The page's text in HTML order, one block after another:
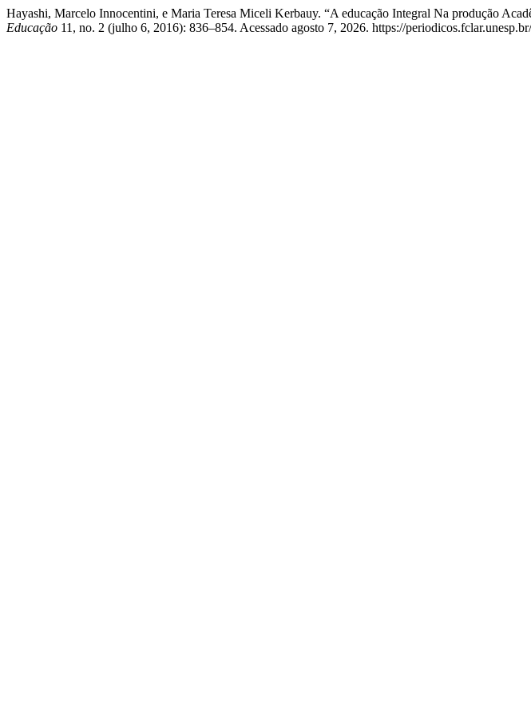
Hayashi, Marcelo Innocentini, e Maria Teresa Miceli Kerbauy. “A educação Integral Na produção
Educação 11, no. 2 (julho 6, 2016): 836–854. Acessado agosto 7, 2026. https://